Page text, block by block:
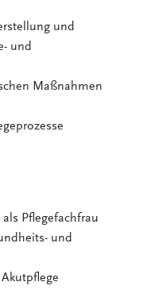
und
und
Maßnahmen
Pflegefachfrau
und